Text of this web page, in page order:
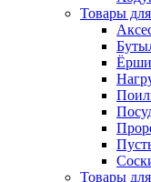
Товары
Товары